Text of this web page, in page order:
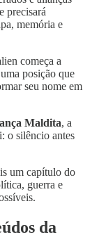
precisará
memória e
começa a
posição que
seu nome em
Maldita, a
o silêncio antes
um capítulo do
guerra e
da